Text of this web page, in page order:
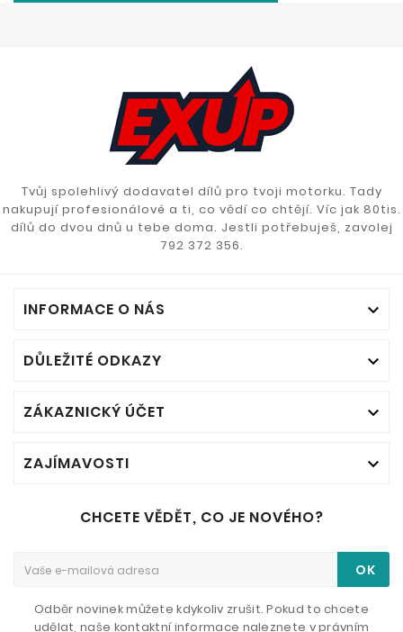
Tvůj spolehlivý dodavatel dílů pro tvoji motorku. Tady
nakupují profesionálové a ti, co vědí co chtějí. Víc jak 80tis.
dílů do dvou dnů u tebe doma. Jestli potřebuješ, zavolej
792 372 356.
INFORMACE O NÁS 
DŮLEŽITÉ ODKAZY 
ZÁKAZNICKÝ ÚČET 
ZAJÍMAVOSTI 
CHCETE VĚDĚT, CO JE NOVÉHO?
OK
Odběr novinek můžete kdykoliv zrušit. Pokud to chcete
udělat, naše kontaktní informace naleznete v právním